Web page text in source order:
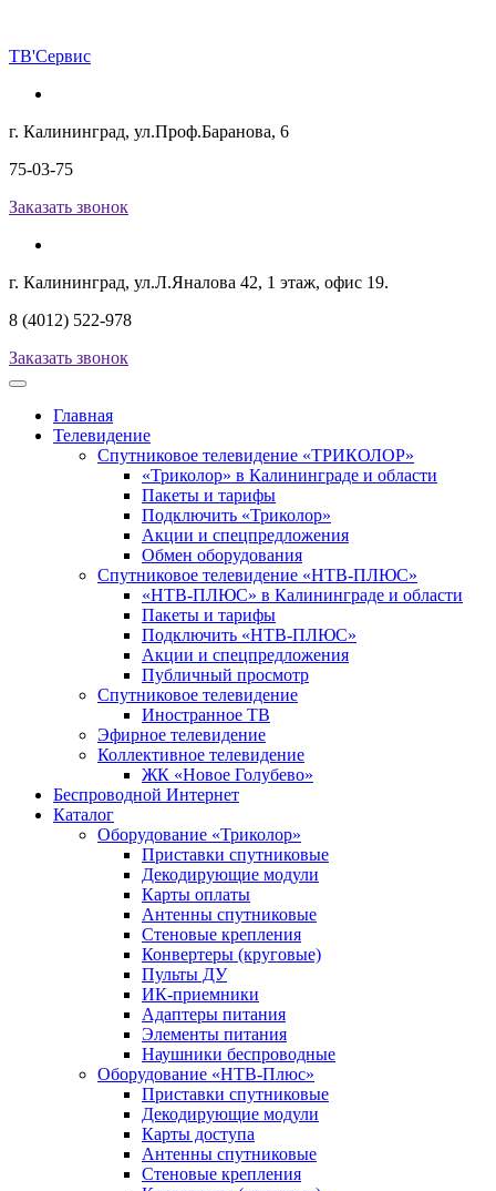
ТВ'Сервис
г. Калининград, ул.Проф.Баранова, 6
75-03-75
Заказать звонок
г. Калининград, ул.Л.Яналова 42, 1 этаж, офис 19.
8 (4012) 522-978
Заказать звонок
Главная
Телевидение
Спутниковое телевидение «ТРИКОЛОР»
«Триколор» в Калининграде и области
Пакеты и тарифы
Подключить «Триколор»
Акции и спецпредложения
Обмен оборудования
Спутниковое телевидение «НТВ-ПЛЮС»
«НТВ-ПЛЮС» в Калининграде и области
Пакеты и тарифы
Подключить «НТВ-ПЛЮС»
Акции и спецпредложения
Публичный просмотр
Спутниковое телевидение
Иностранное ТВ
Эфирное телевидение
Коллективное телевидение
ЖК «Новое Голубево»
Беспроводной Интернет
Каталог
Оборудование «Триколор»
Приставки спутниковые
Декодирующие модули
Карты оплаты
Антенны спутниковые
Стеновые крепления
Конвертеры (круговые)
Пульты ДУ
ИК-приемники
Адаптеры питания
Элементы питания
Наушники беспроводные
Оборудование «НТВ-Плюс»
Приставки спутниковые
Декодирующие модули
Карты доступа
Антенны спутниковые
Стеновые крепления